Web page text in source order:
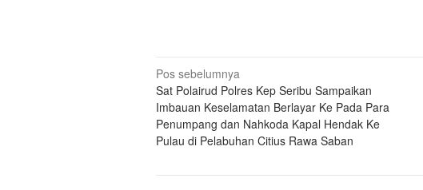
Navigasi
pos
Pos sebelumnya
Sat Polairud Polres Kep Seribu Sampaikan
Imbauan Keselamatan Berlayar Ke Pada Para
Penumpang dan Nahkoda Kapal Hendak Ke
Pulau di Pelabuhan Citius Rawa Saban